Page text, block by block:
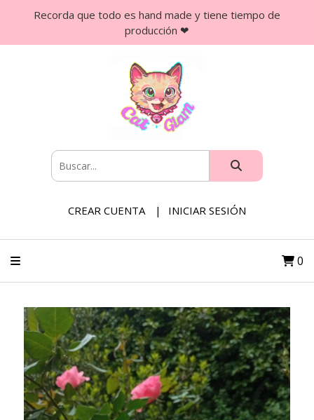
Recorda que todo es hand made y tiene tiempo de
producción ❤
CREAR CUENTA INICIAR SESIÓN
0